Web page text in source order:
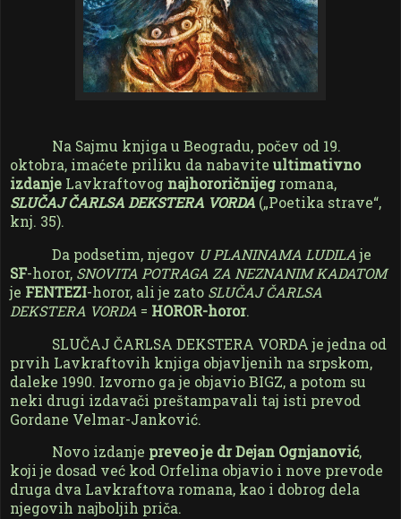
Na Sajmu knjiga u Beogradu, počev od 19.
oktobra, imaćete priliku da nabavite ultimativno
izdanje Lavkraftovog najhororičnijeg romana,
SLUČAJ ČARLSA DEKSTERA VORDA(„Poetika strave“,
knj. 35).
Da podsetim, njegov U PLANINAMA LUDILAje
SF-horor, SNOVITA POTRAGA ZA NEZNANIM KADATOM
je FENTEZI-horor, ali je zato SLUČAJ ČARLSA
DEKSTERA VORDA = HOROR-horor.
SLUČAJ ČARLSA DEKSTERA VORDA je jedna od
prvih Lavkraftovih knjiga objavljenih na srpskom,
daleke 1990. Izvorno ga je objavio BIGZ, a potom su
neki drugi izdavači preštampavali taj isti prevod
Gordane Velmar-Janković.
Novo izdanje preveo je dr Dejan Ognjanović,
koji je dosad već kod Orfelina objavio i nove prevode
druga dva Lavkraftova romana, kao i dobrog dela
njegovih najboljih priča.